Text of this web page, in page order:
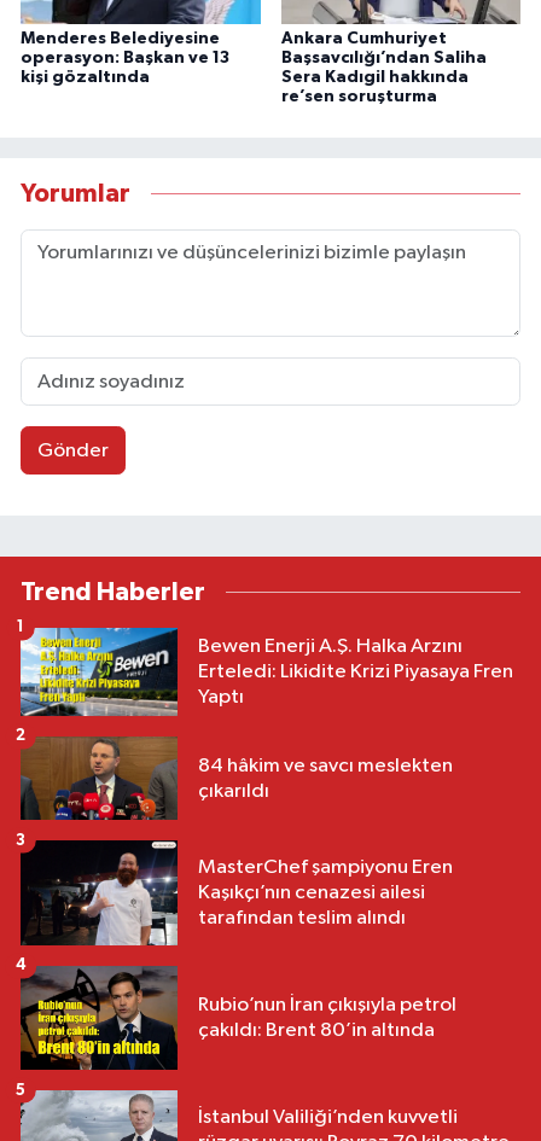
Menderes Belediyesine
operasyon: Başkan ve 13
kişi gözaltında
Ankara Cumhuriyet
Başsavcılığı’ndan Saliha
Sera Kadıgil hakkında
re’sen soruşturma
Yorumlar
Gönder
Trend Haberler
Bewen Enerji A.Ş. Halka Arzını
Erteledi: Likidite Krizi Piyasaya Fren
Yaptı
1
84 hâkim ve savcı meslekten
çıkarıldı
2
MasterChef şampiyonu Eren
Kaşıkçı’nın cenazesi ailesi
tarafından teslim alındı
3
Rubio’nun İran çıkışıyla petrol
çakıldı: Brent 80’in altında
4
İstanbul Valiliği’nden kuvvetli
5